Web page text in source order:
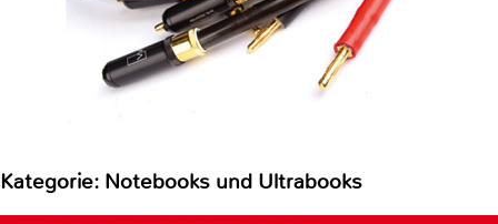
Kategorie: Notebooks und Ultrabooks